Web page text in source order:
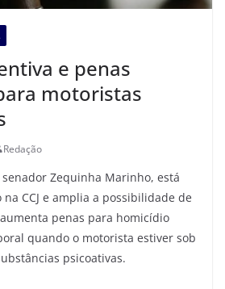
e penas
motoristas
Redação
senador Zequinha Marinho, está
CCJ e amplia a possibilidade de
penas para homicídio
quando o motorista estiver sob
psicoativas.